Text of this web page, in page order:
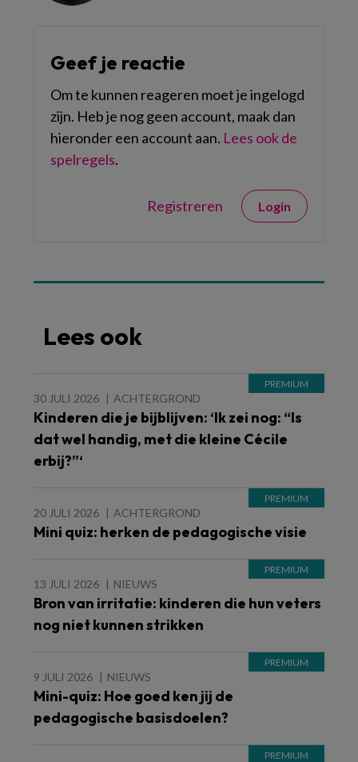
Geef je reactie
Om te kunnen reageren moet je ingelogd
zijn. Heb je nog geen account, maak dan
hieronder een account aan. Lees ook de
spelregels.
Registreren Login
Lees ook
30 JULI 2026 ACHTERGROND
Kinderen die je bijblijven: ‘Ik zei nog: “Is
dat wel handig, met die kleine Cécile
erbij?”‘
20 JULI 2026 ACHTERGROND
Mini quiz: herken de pedagogische visie
13 JULI 2026 NIEUWS
Bron van irritatie: kinderen die hun veters
nog niet kunnen strikken
9 JULI 2026 NIEUWS
Mini-quiz: Hoe goed ken jij de
pedagogische basisdoelen?